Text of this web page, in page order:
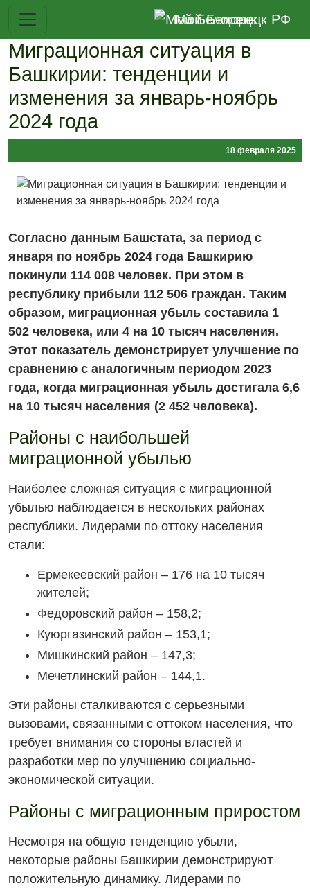
Перейти к основному содержанию
Мой Белорецк РФ
Миграционная ситуация в
Башкирии: тенденции и
изменения за январь-ноябрь
2024 года
18 февраля 2025
Согласно данным Башстата, за период с
января по ноябрь 2024 года Башкирию
покинули 114 008 человек. При этом в
республику прибыли 112 506 граждан. Таким
образом, миграционная убыль составила 1
502 человека, или 4 на 10 тысяч населения.
Этот показатель демонстрирует улучшение по
сравнению с аналогичным периодом 2023
года, когда миграционная убыль достигала 6,6
на 10 тысяч населения (2 452 человека).
Районы с наибольшей
миграционной убылью
Наиболее сложная ситуация с миграционной
убылью наблюдается в нескольких районах
республики. Лидерами по оттоку населения
стали:
Ермекеевский район – 176 на 10 тысяч
жителей;
Федоровский район – 158,2;
Куюргазинский район – 153,1;
Мишкинский район – 147,3;
Мечетлинский район – 144,1.
Эти районы сталкиваются с серьезными
вызовами, связанными с оттоком населения, что
требует внимания со стороны властей и
разработки мер по улучшению социально-
экономической ситуации.
Районы с миграционным приростом
Несмотря на общую тенденцию убыли,
некоторые районы Башкирии демонстрируют
положительную динамику. Лидерами по